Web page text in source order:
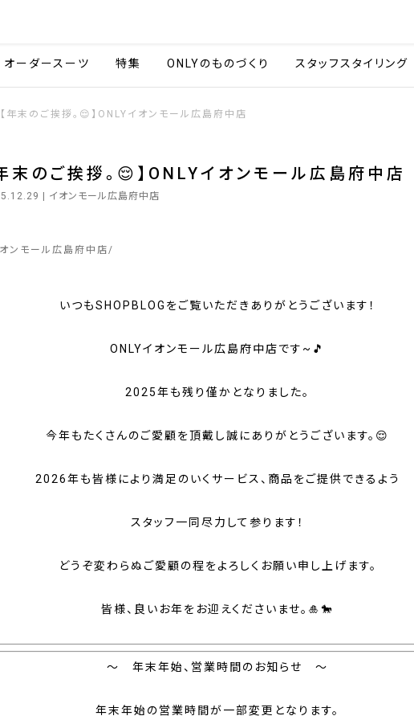
オーダースーツ 特集 ONLYのものづくり スタッフスタイリング
【年末のご挨拶。😌】ONLYイオンモール広島府中店
末のご挨拶。😌】ONLYイオンモール広島府中店
| イオンモール広島府中店
ンモール広島府中店
いつもSHOPBLOGをご覧いただきありがとうございます！
ONLYイオンモール広島府中店です~🎵
2025年も残り僅かとなりました。
今年もたくさんのご愛顧を頂戴し誠にありがとうございます。😌
2026年も皆様により満足のいくサービス、商品をご提供できるよう
スタッフ一同尽力して参ります！
どうぞ変わらぬご愛顧の程をよろしくお願い申し上げます。
皆様、良いお年をお迎えくださいませ。🎍🐎
～ 年末年始、営業時間のお知らせ ～
年末年始の営業時間が一部変更となります。